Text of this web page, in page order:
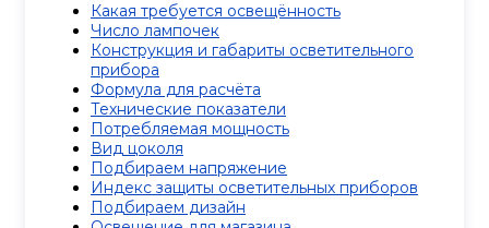
Какая требуется освещённость
Число лампочек
Конструкция и габариты осветительного
прибора
Формула для расчёта
Технические показатели
Потребляемая мощность
Вид цоколя
Подбираем напряжение
Индекс защиты осветительных приборов
Подбираем дизайн